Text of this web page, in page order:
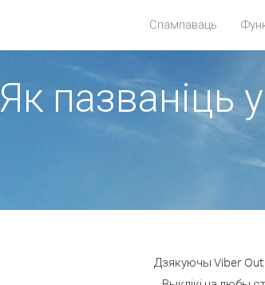
Спампаваць
Як пазваніць
Дзякуючы Viber Out